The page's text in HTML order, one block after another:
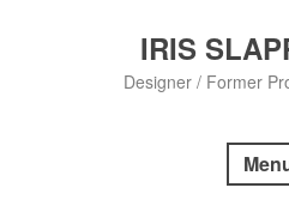
IRIS
Designer / Former